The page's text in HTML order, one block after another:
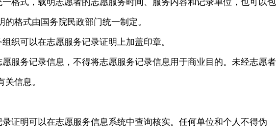
格式，载明志愿者的志愿服务时间、服务内容和记录单位，也可以包
格式由国务院民政部门统一制定。
织可以在志愿服务记录证明上加盖印章。
服务记录信息，不得将志愿服务记录信息用于商业目的。未经志愿者
信息。
证明可以在志愿服务信息系统中查询核实。任何单位和个人不得伪